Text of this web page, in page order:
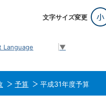
文字サイズ変更
Language ▼
予算 平成31年度予算